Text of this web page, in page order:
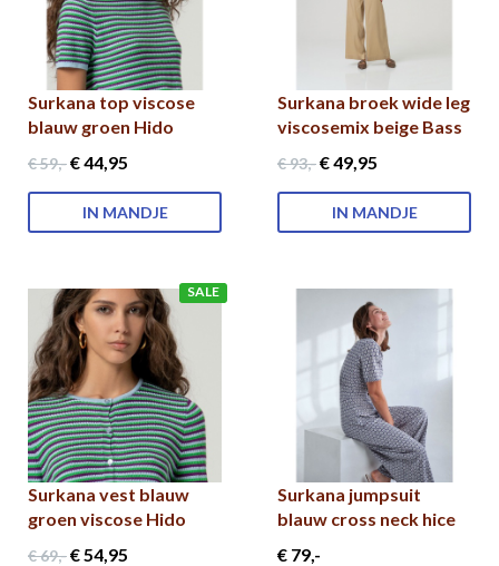
Surkana top viscose
blauw groen Hido
€ 59,-€ 44,95
IN MANDJE
Surkana broek wide leg
viscosemix beige Bass
€ 93,-€ 49,95
IN MANDJE
SALE
Surkana vest blauw
groen viscose Hido
€ 69,-€ 54,95
Surkana jumpsuit
blauw cross neck hice
€ 79,-